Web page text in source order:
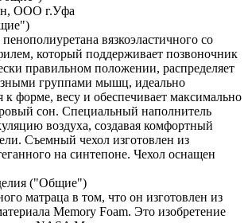
ООО г.Уфа
вязкоэластичного со
который поддерживает позвоночник
правильном положении, распределяет
группами мышц, идеально
к форме, весу и обеспечивает максимально
сон. Специальный наполнитель
воздуха, создавая комфортный
Съемный чехол изготовлен из
на синтепоне. Чехол оснащен
("Общие")
матраца в том, что он изготовлен из
Memory Foam. Это изобретение